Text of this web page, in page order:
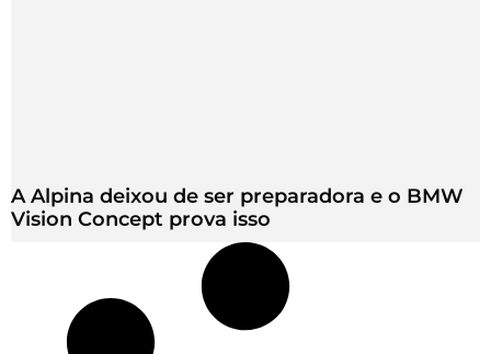
A Alpina deixou de ser preparadora e o BMW
Vision Concept prova isso